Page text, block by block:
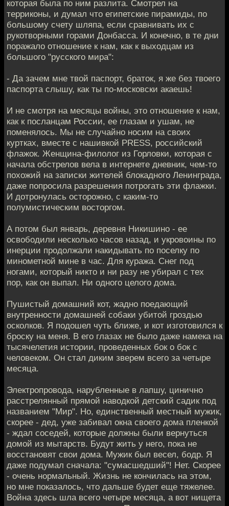
которая была по ним разлита. Смотрел на
терриконы, и думал что египетские пирамиды, по
большому счету шляпа, если сравнивать их с
рукотворными горами Донбасса. И конечно, в те дни
поражало отношение к нам, как к выходцам из
большого "русского мира":
- Да зачем мне твой паспорт, браток, я же без твоего
паспорта слышу, как ты по-московски акаешь!
И не смотря на месяцы войны, это отношение к нам,
как к посланцам России, ее глазам и ушам, не
поменялось. Мы не случайно носим на своих
куртках, вместе с нашивкой PRESS, российский
флажок. Женщина-филолог из Горловки, которая с
начала обстрелов вела в интернете дневник, чем-то
похожий на записки жителей блокадного Ленинграда,
даже попросила разрешения потрогать эти флажки.
И дотронулась осторожно, с каким-то
полумистическим восторгом.
А потом был январь, деревня Никишино - ее
освободили несколько часов назад, и укровоины по
инерции продолжали накидывать по поселку по
минометной мине в час. Для куража. Снег под
ногами, который никто и ни разу не убирал с тех
пор, как он выпал. Ни одного целого дома.
Пушистый домашний кот, жадно поедающий
внутренности домашней собаки убитой гроздью
осколков. Я подошел чуть ближе, и кот изготовился к
броску на меня. В его глазах не было даже намека на
тысячелетия истории, проведенных бок о бок с
человеком. Он стал диким зверем всего за четыре
месяца.
Электропровода, нарубленные в лапшу, цинично
расстрелянный прямой наводкой детский садик под
названием "Мир". Но, единственный местный мужик,
скорее - дед, уже забивал окна своего дома пленкой
- ждал соседей, которые должны были вернуться
домой из мытарств. Будут жить у него, пока не
восстановят свои дома. Мужик был весел, бодр. Я
даже подумал сначала: "сумасшедший"! Нет. Скорее
- очень нормальный. Жизнь не кончилась на этом,
но мне показалось, что дальше будет еще тяжелее.
Война здесь шла всего четыре месяца, а вот нищета